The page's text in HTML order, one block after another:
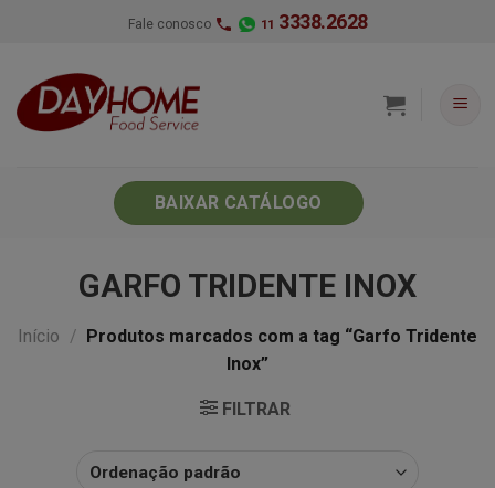
Fale conosco 11 3338.2628
BAIXAR CATÁLOGO
GARFO TRIDENTE INOX
Início /
Produtos marcados com a tag “Garfo Tridente
Inox”
FILTRAR